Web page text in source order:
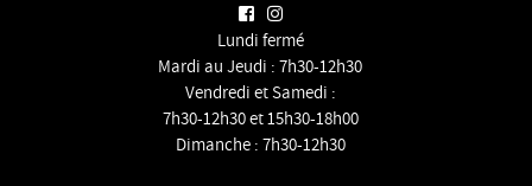
Lundi fermé
Mardi au Jeudi : 7h30-12h30
Vendredi et Samedi :
7h30-12h30 et 15h30-18h00
Dimanche : 7h30-12h30